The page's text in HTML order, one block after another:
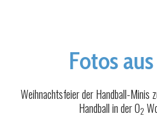
Fotos
Weihnachtsfeier der Handball-Minis
Handball in der O2